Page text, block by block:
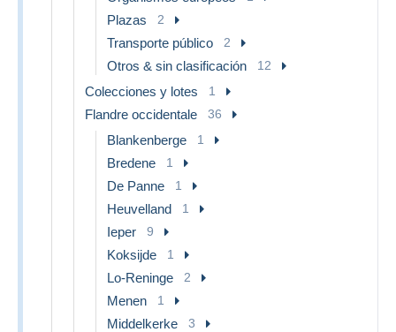
Plazas 2
Transporte público 2
Otros & sin clasificación 12
Colecciones y lotes 1
Flandre occidentale 36
Blankenberge 1
Bredene 1
De Panne 1
Heuvelland 1
Ieper 9
Koksijde 1
Lo-Reninge 2
Menen 1
Middelkerke 3